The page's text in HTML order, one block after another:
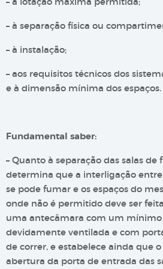
– à separação física ou
– à instalação;
– aos requisitos técnicos dos
e à dimensão mínima dos espaços.
Fundamental saber:
– Quanto à separação das salas de
determina que a interligação entre
se pode fumar e os espaços do
onde não é permitido deve ser
uma antecâmara com um
devidamente ventilada e com
de correr, e estabelece ainda que
abertura da porta de entrada das